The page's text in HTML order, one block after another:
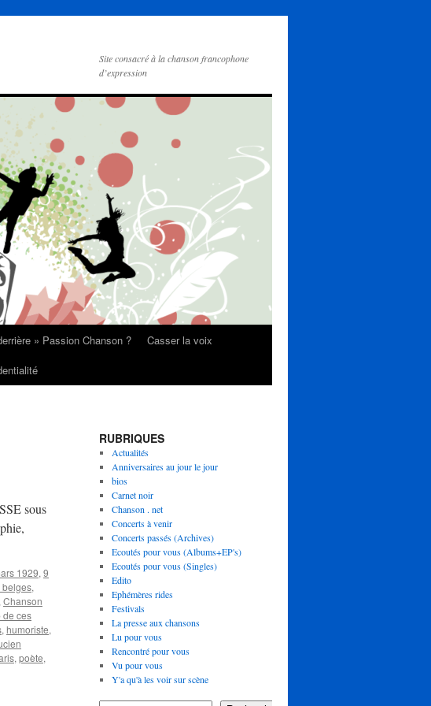
Site consacré à la chanson francophone
d’expression
» Passion Chanson ?
Casser la voix
sous
1929, 9
belges,
Chanson
de ces
, humoriste,
, poète,
RUBRIQUES
Actualités
Anniversaires au jour le jour
bios
Carnet noir
Chanson . net
Concerts à venir
Concerts passés (Archives)
Ecoutés pour vous (Albums+EP's)
Ecoutés pour vous (Singles)
Edito
Ephémères rides
Festivals
La presse aux chansons
Lu pour vous
Rencontré pour vous
Vu pour vous
Y'a qu'à les voir sur scène